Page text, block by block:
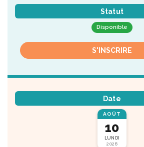
Statut
Disponible
S'INSCRIRE
Date
AOÛT
10
LUNDI
2026